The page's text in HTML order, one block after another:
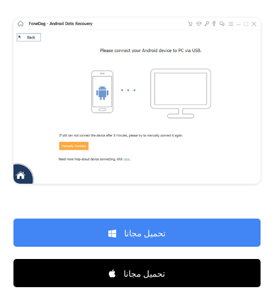
تحميل مجانا
تحميل مجانا